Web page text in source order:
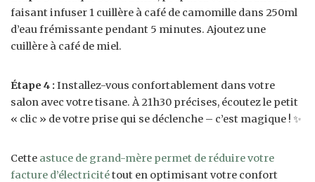
faisant infuser 1 cuillère à café de camomille dans 250ml
d’eau frémissante pendant 5 minutes. Ajoutez une
cuillère à café de miel.
Étape 4 : Installez-vous confortablement dans votre
salon avec votre tisane. À 21h30 précises, écoutez le petit
« clic » de votre prise qui se déclenche – c’est magique ! ✨
Cette astuce de grand-mère permet de réduire votre
facture d’électricitétout en optimisant votre confort